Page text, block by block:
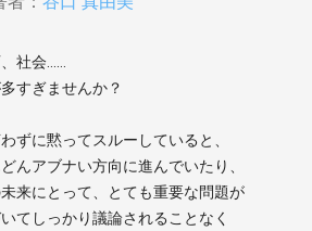
社会……
すぎませんか？
ずに黙ってスルーしていると、
んアブナい方向に進んでいたり、
来にとって、とても重要な問題が
てしっかり議論されることなく